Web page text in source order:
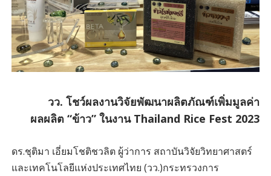
วว. โชว์ผลงานวิจัยพัฒนาผลิตภัณฑ์เพิ่มมูลค่า
ผลผลิต “ข้าว” ในงาน Thailand Rice Fest 2023
ดร.ชุติมา เอี่ยมโชติชวลิต ผู้ว่าการ สถาบันวิจัยวิทยาศาสตร์
และเทคโนโลยีแห่งประเทศไทย (วว.)กระทรวงการ